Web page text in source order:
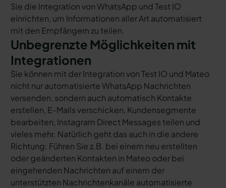
Sie die Integration von WhatsApp und Test IO
einrichten, um Informationen aller Art automatisiert
mit den Empfängern zu teilen.
Unbegrenzte Möglichkeiten mit
Integrationen
Sie können mit der Integration von Test IO und Mateo
nicht nur automatisierte WhatsApp Nachrichten
versenden, sondern auch automatisch Kontakte
erstellen, E-Mails verschicken, Kundensegmente
bearbeiten, Instagram Direct Messages teilen und
vieles mehr. Natürlich geht das auch in die andere
Richtung: Führen Sie z.B. bei einem neu erstellten
oder geänderten Kontakten in Mateo oder bei
eingehenden Nachrichten auf einem der
unterstützten Nachrichtenkanäle automatisierte